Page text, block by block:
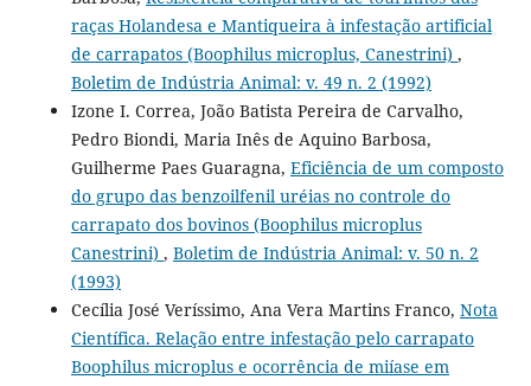
raças Holandesa e Mantiqueira à infestação artificial
de carrapatos (Boophilus microplus, Canestrini) ,
Boletim de Indústria Animal: v. 49 n. 2 (1992)
Izone I. Correa, João Batista Pereira de Carvalho,
Pedro Biondi, Maria Inês de Aquino Barbosa,
Guilherme Paes Guaragna, Eficiência de um composto
do grupo das benzoilfenil uréias no controle do
carrapato dos bovinos (Boophilus microplus
Canestrini) , Boletim de Indústria Animal: v. 50 n. 2
(1993)
Cecília José Veríssimo, Ana Vera Martins Franco, Nota
Científica. Relação entre infestação pelo carrapato
Boophilus microplus e ocorrência de miíase em